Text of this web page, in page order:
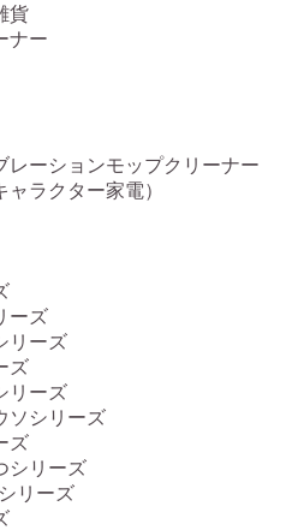
貨
ナー
レーションモップクリーナー
ラクター家電）
ーズ
リーズ
ズ
リーズ
ソシリーズ
ズ
シリーズ
リーズ